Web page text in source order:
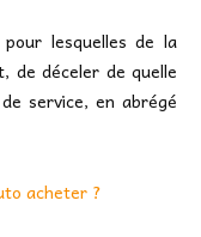
lesquelles de la
de déceler de quelle
service, en abrégé
acheter ?